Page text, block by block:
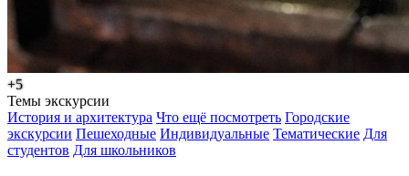
+5
Темы экскурсии
История и архитектура Что ещё посмотреть Городские
экскурсии Пешеходные Индивидуальные Тематические Для
студентов Для школьников